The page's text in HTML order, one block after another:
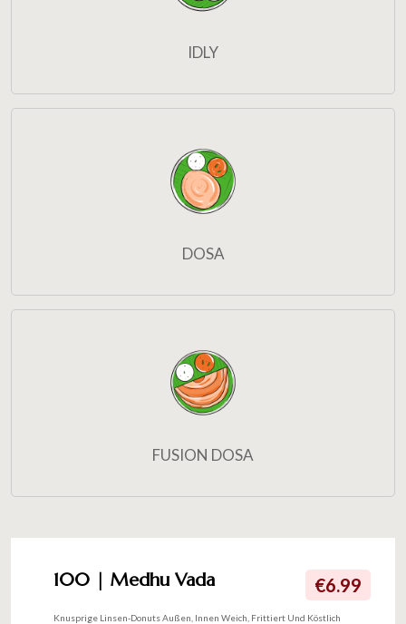
IDLY
DOSA
FUSION DOSA
100 | Medhu Vada €6.99
Knusprige Linsen-Donuts Außen, Innen Weich, Frittiert Und Köstlich